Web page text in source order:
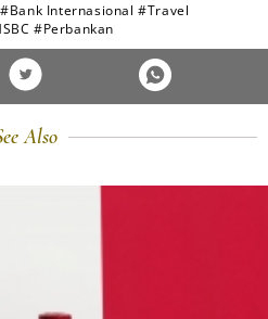
#Bank Internasional #Travel
#Perbankan
Also